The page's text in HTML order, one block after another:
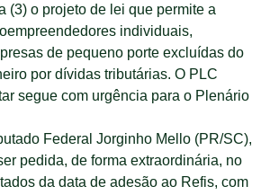
(3) o projeto de lei que permite a
individuais,
de pequeno porte excluídas do
por dívidas tributárias. O PLC
segue com urgência para o Plenário
Federal Jorginho Mello (PR/SC),
pedida, de forma extraordinária, no
da data de adesão ao Refis, com